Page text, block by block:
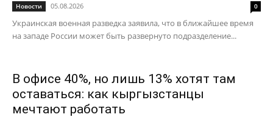
Новости 05.08.2026 0
Украинская военная разведка заявила, что в ближайшее время
на западе России может быть развернуто подразделение...
В офисе 40%, но лишь 13% хотят там
оставаться: как кыргызстанцы
мечтают работать